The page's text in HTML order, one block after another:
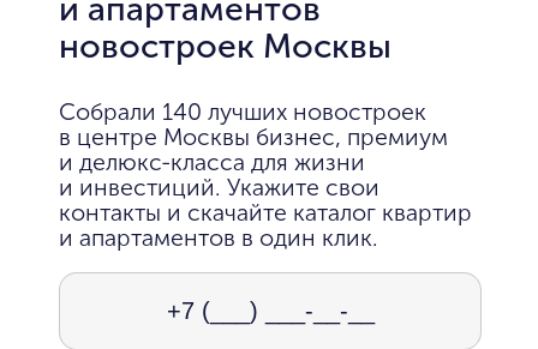
и апартаментов
новостроек Москвы
Собрали 140 лучших новостроек
в центре Москвы бизнес, премиум
и делюкс-класса для жизни
и инвестиций. Укажите свои
контакты и скачайте каталог квартир
и апартаментов в один клик.